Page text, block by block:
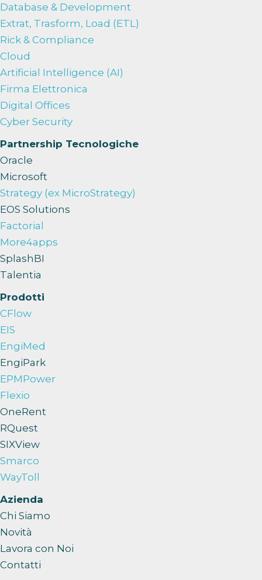
Database & Development
Extrat, Trasform, Load (ETL)
Rick & Compliance
Cloud
Artificial Intelligence (AI)
Firma Elettronica
Digital Offices
Cyber Security
Partnership Tecnologiche
Oracle
Microsoft
Strategy (ex MicroStrategy)
EOS Solutions
Factorial
More4apps
SplashBI
Talentia
Prodotti
CFlow
EIS
EngiMed
EngiPark
EPMPower
Flexio
OneRent
RQuest
SIXView
Smarco
WayToll
Azienda
Chi Siamo
Novità
Lavora con Noi
Contatti